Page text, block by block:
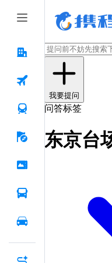
我要提问
问答标签
东京台